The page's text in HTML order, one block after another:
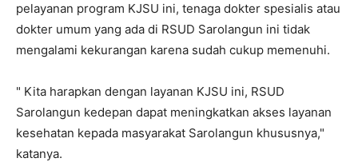
pelayanan program KJSU ini, tenaga dokter spesialis atau
dokter umum yang ada di RSUD Sarolangun ini tidak
mengalami kekurangan karena sudah cukup memenuhi.
" Kita harapkan dengan layanan KJSU ini, RSUD
Sarolangun kedepan dapat meningkatkan akses layanan
kesehatan kepada masyarakat Sarolangun khususnya,"
katanya.